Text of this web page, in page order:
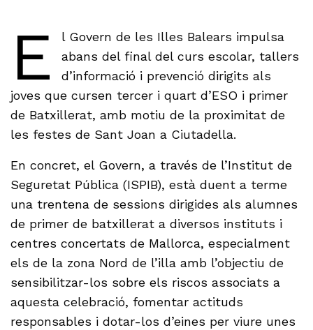
E
l Govern de les Illes Balears impulsa
abans del final del curs escolar, tallers
d’informació i prevenció dirigits als
joves que cursen tercer i quart d’ESO i primer
de Batxillerat, amb motiu de la proximitat de
les festes de Sant Joan a Ciutadella.
En concret, el Govern, a través de l’Institut de
Seguretat Pública (ISPIB), està duent a terme
una trentena de sessions dirigides als alumnes
de primer de batxillerat a diversos instituts i
centres concertats de Mallorca, especialment
els de la zona Nord de l’illa amb l’objectiu de
sensibilitzar-los sobre els riscos associats a
aquesta celebració, fomentar actituds
responsables i dotar-los d’eines per viure unes